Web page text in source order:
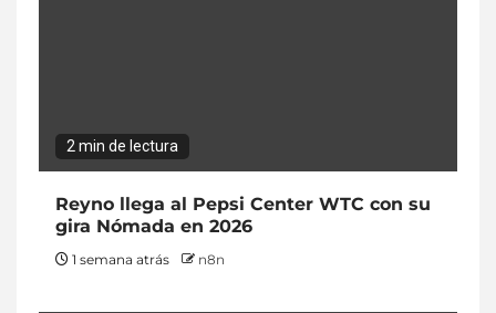
2 min de lectura
Reyno llega al Pepsi Center WTC con su
gira Nómada en 2026
1 semana atrás n8n